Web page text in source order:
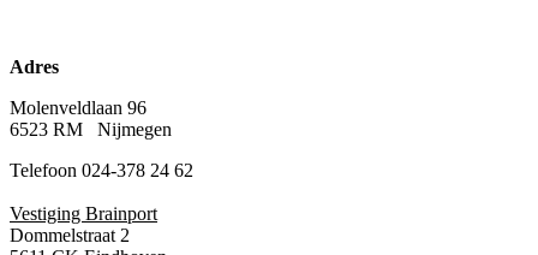
Adres
Molenveldlaan 96
6523 RM Nijmegen
Telefoon 024-378 24 62
Vestiging Brainport
Dommelstraat 2